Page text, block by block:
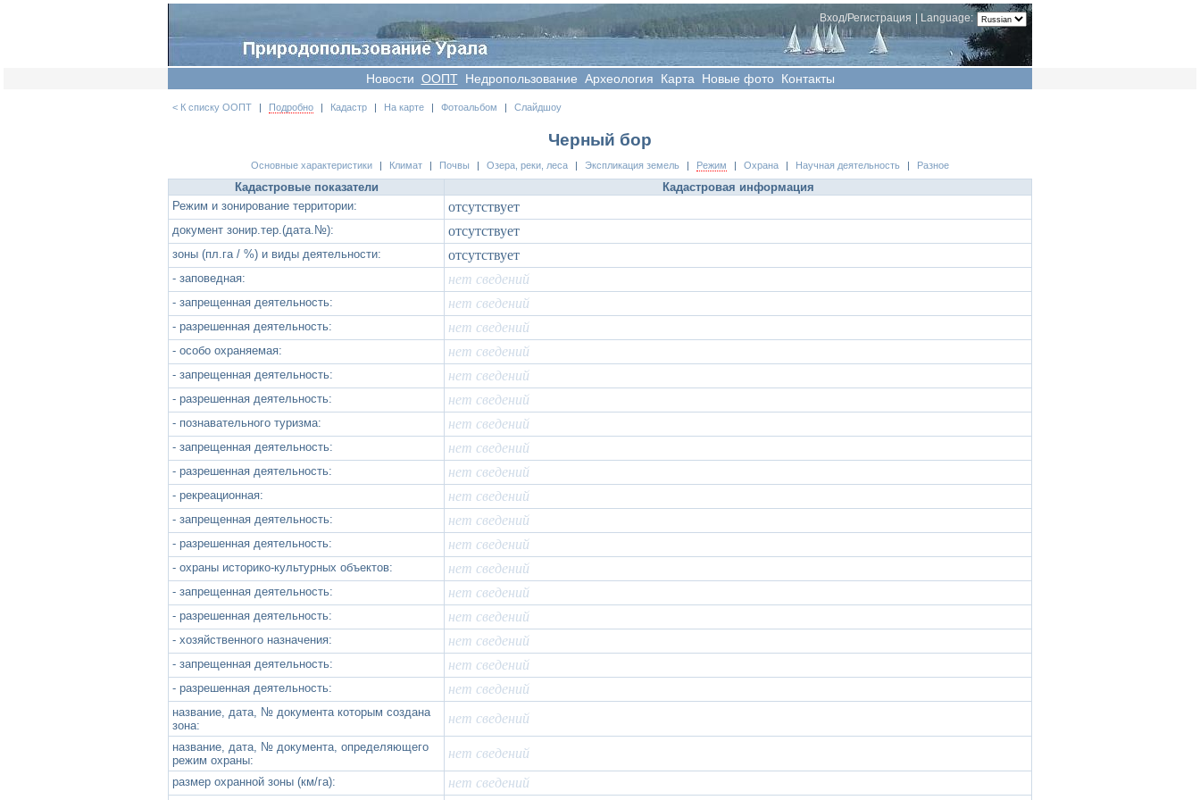
Language:
Вход/Регистрация
Новости OOПT Недропользование Археология Карта Новые фото Контакты
< К списку ООПТ | Подробно | Кадастр | На карте | Фотоальбом | Слайдшоу
Черный бор
Основные характеристики Климат Почвы Озера, реки, леса Экспликация земель Режим Охрана Научная деятельность Разное
Кадастровые показатели
Кадастровая информация
Режим и зонирование территории:
отсутствует
документ зонир.тер.(дата.№): отсутствует
зоны (пл.га / %) и виды деятельности: отсутствует
- заповедная: нет сведений
- запрещенная деятельность: нет сведений
- разрешенная деятельность: нет сведений
- особо охраняемая: нет сведений
- запрещенная деятельность: нет сведений
- разрешенная деятельность: нет сведений
- познавательного туризма: нет сведений
- запрещенная деятельность: нет сведений
- разрешенная деятельность: нет сведений
- рекреационная: нет сведений
- запрещенная деятельность: нет сведений
- разрешенная деятельность: нет сведений
- охраны историко-культурных объектов: нет сведений
- запрещенная деятельность: нет сведений
- разрешенная деятельность: нет сведений
- хозяйственного назначения: нет сведений
- запрещенная деятельность: нет сведений
- разрешенная деятельность: нет сведений
название, дата, № документа которым создана
зона:
нет сведений
название, дата, № документа, определяющего
режим охраны:
нет сведений
размер охранной зоны (км/га): нет сведений